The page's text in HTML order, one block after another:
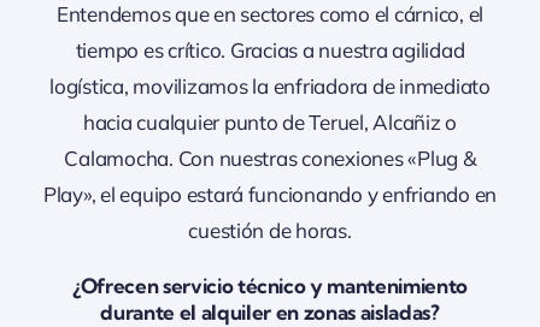
Entendemos que en sectores como el cárnico, el
tiempo es crítico. Gracias a nuestra agilidad
logística, movilizamos la enfriadora de inmediato
hacia cualquier punto de Teruel, Alcañiz o
Calamocha. Con nuestras conexiones «Plug &
Play», el equipo estará funcionando y enfriando en
cuestión de horas.
¿Ofrecen servicio técnico y mantenimiento
durante el alquiler en zonas aisladas?